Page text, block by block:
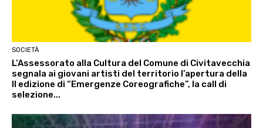
SOCIETÀ
L’Assessorato alla Cultura del Comune di Civitavecchia
segnala ai giovani artisti del territorio l’apertura della
II edizione di “Emergenze Coreografiche”, la call di
selezione...